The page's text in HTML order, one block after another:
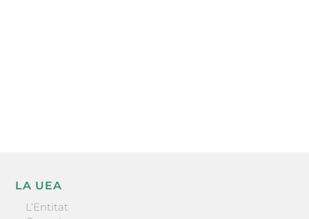
LA UEA
L’Entitat